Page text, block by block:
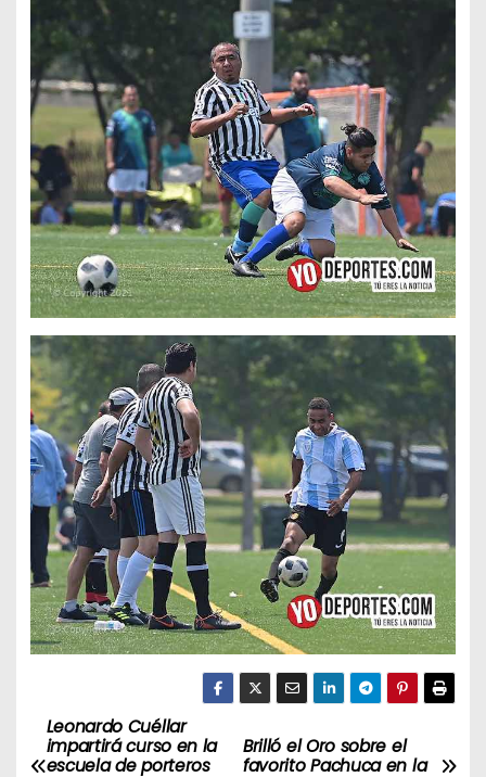
N
Brilló el Oro sobre el
favorito Pachuca en la
Leonardo Cuéllar
impartirá curso en la
escuela de porteros